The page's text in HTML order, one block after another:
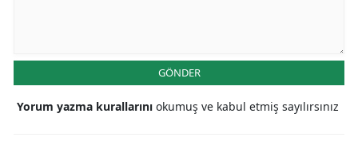
GÖNDER
Yorum yazma kurallarını okumuş ve kabul etmiş sayılırsınız